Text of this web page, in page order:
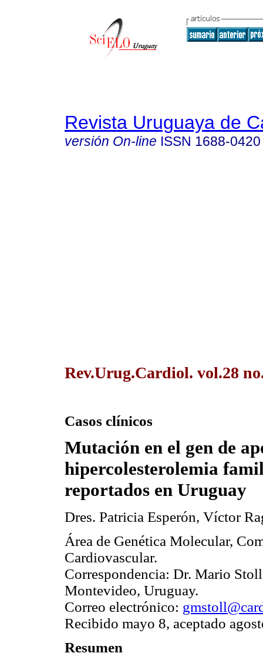
Revista Uruguaya de
versión On-line ISSN 1688-0420
Rev.Urug.Cardiol. vol.28
Casos clínicos
Mutación en el gen de
hipercolesterolemia
reportados en Uruguay
Dres. Patricia Esperón, Víctor
Área de Genética Molecular,
Cardiovascular.
Correspondencia: Dr. Mario
Montevideo, Uruguay.
Correo electrónico:
Recibido mayo 8, aceptado
Resumen